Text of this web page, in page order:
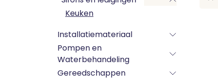
Keuken
Installatiemateriaal
Pompen en
Waterbehandeling
Gereedschappen